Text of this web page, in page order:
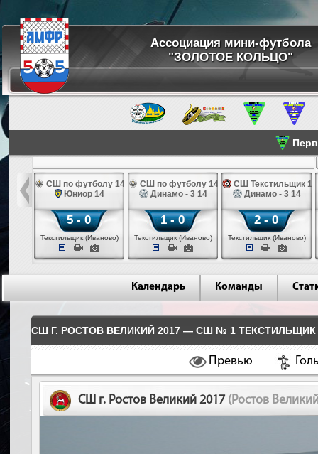
Ассоциация мини-футбола
"ЗОЛОТОЕ КОЛЬЦО"
14
14
СШ по футболу 14
Юниор 14
5 - 0
Текстильщик (Иваново)
СШ по футболу 14
Динамо - 3 14
1 - 0
Текстильщик (Иваново)
СШ Текстильщик 14
Динамо - 3 14
2 - 0
Текстильщик (Иваново)
Календарь Команды
СШ Г. РОСТОВ ВЕЛИКИЙ 2017 — СШ № 1 ТЕКСТИЛЬЩИК
Превью
СШ г. Ростов Великий 2017 (Ростов